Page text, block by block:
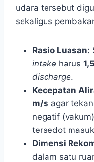
udara tersebut
sekaligus
Rasio Luasan:
intake harus
discharge.
Kecepatan
m/s agar
negatif
tersedot
Dimensi
dalam satu